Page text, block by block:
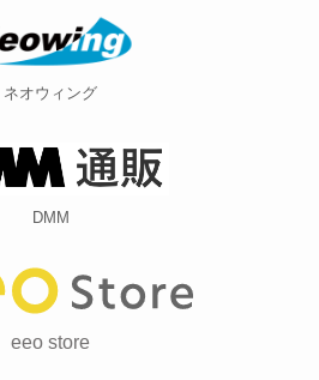
ネオウィング
DMM
eeo store